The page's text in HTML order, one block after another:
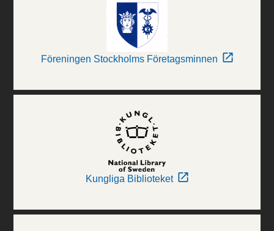
Föreningen Stockholms Företagsminnen
Kungliga Biblioteket